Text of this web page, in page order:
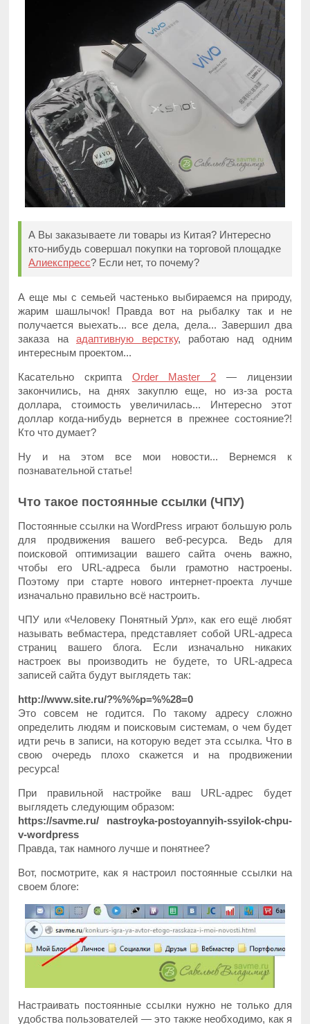
А Вы заказываете ли товары из Китая? Интересно
кто-нибудь совершал покупки на торговой площадке
Алиекспресс? Если нет, то почему?
А еще мы с семьей частенько выбираемся на природу,
жарим шашлычок! Правда вот на рыбалку так и не
получается выехать... все дела, дела... Завершил два
заказа наадаптивную верстку, работаю над одним
интересным проектом...
Касательно скрипта Order Master 2 — лицензии
закончились, на днях закуплю еще, но из-за роста
доллара, стоимость увеличилась... Интересно этот
доллар когда-нибудь вернется в прежнее состояние?!
Кто что думает?
Ну и на этом все мои новости... Вернемся к
познавательной статье!
Что такое постоянные ссылки (ЧПУ)
Постоянные ссылки на WordPress играют большую роль
для продвижения вашего веб-ресурса. Ведь для
поисковой оптимизации вашего сайта очень важно,
чтобы его URL-адреса были грамотно настроены.
Поэтому при старте нового интернет-проекта лучше
изначально правильно всё настроить.
ЧПУ или «Человеку Понятный Урл», как его ещё любят
называть вебмастера, представляет собой URL-адреса
страниц вашего блога. Если изначально никаких
настроек вы производить не будете, то URL-адреса
записей сайта будут выглядеть так:
http://www.site.ru/?%%%p=%%28=0
Это совсем не годится. По такому адресу сложно
определить людям и поисковым системам, о чем будет
идти речь в записи, на которую ведет эта ссылка. Что в
свою очередь плохо скажется и на продвижении
ресурса!
При правильной настройке ваш URL-адрес будет
выглядеть следующим образом:
https://savme.ru/ nastroyka-postoyannyih-ssyilok-chpu-
v-wordpress
Правда, так намного лучше и понятнее?
Вот, посмотрите, как я настроил постоянные ссылки на
своем блоге:
Настраивать постоянные ссылки нужно не только для
удобства пользователей — это также необходимо, как я